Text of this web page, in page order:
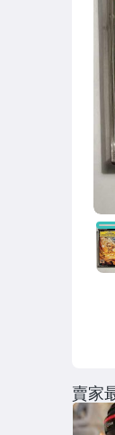
賣家